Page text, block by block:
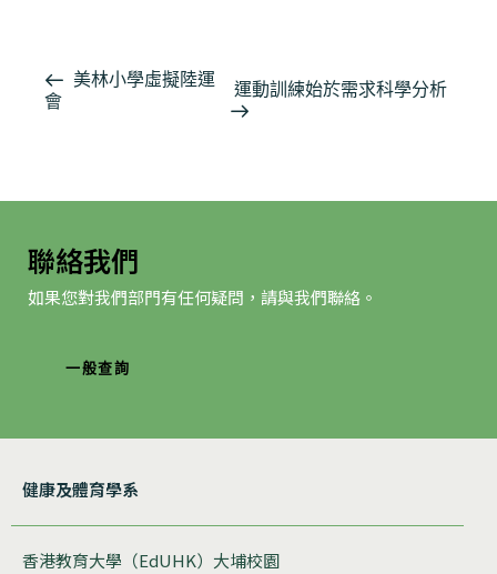
活
動
美林小學虛擬陸運
會
運動訓練始於需求科學分析
聯絡我們
如果您對我們部門有任何疑問，請與我們聯絡。
一般查詢
健康及體育學系
香港教育大學（EdUHK）大埔校園